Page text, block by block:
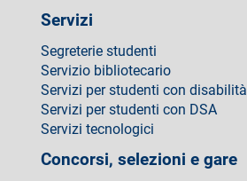
Servizi
Segreterie studenti
Servizio bibliotecario
Servizi per studenti con disabilità
Servizi per studenti con DSA
Servizi tecnologici
Concorsi, selezioni e gare